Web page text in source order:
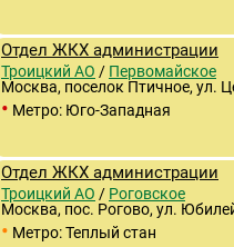
Отдел ЖКХ администрации
Троицкий АО / Первомайское
Москва, поселок Птичное, ул.
• Метро: Юго-Западная
Отдел ЖКХ администрации
Троицкий АО / Роговское
Москва, пос. Рогово, ул.
• Метро: Теплый стан